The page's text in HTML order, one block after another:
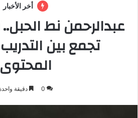
أخر الأخبار
عبدالرحمن نط الحبل..
تجمع بين
المحتوى
0 دقيقة